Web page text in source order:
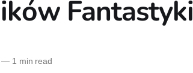
—1 min read